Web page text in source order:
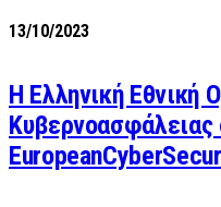
13/10/2023
Η Ελληνική Εθνική
Κυβερνοασφάλειας